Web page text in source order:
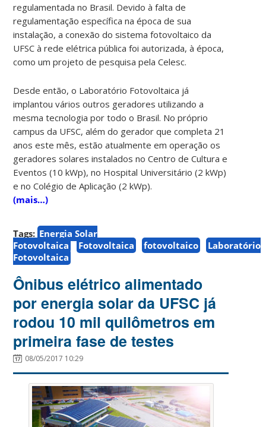
regulamentada no Brasil. Devido à falta de
regulamentação específica na época de sua
instalação, a conexão do sistema fotovoltaico da
UFSC à rede elétrica pública foi autorizada, à época,
como um projeto de pesquisa pela Celesc.
Desde então, o Laboratório Fotovoltaica já
implantou vários outros geradores utilizando a
mesma tecnologia por todo o Brasil. No próprio
campus da UFSC, além do gerador que completa 21
anos este mês, estão atualmente em operação os
geradores solares instalados no Centro de Cultura e
Eventos (10 kWp), no Hospital Universitário (2 kWp)
e no Colégio de Aplicação (2 kWp).
(mais…)
Tags: Energia Solar
Fotovoltaica
Fotovoltaica fotovoltaico
Laboratório
Fotovoltaica
Ônibus elétrico alimentado
por energia solar da UFSC já
rodou 10 mil quilômetros em
primeira fase de testes
08/05/2017 10:29